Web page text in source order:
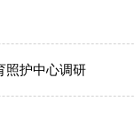
照护中心调研